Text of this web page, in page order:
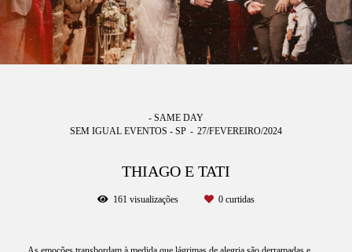
- SAME DAY
SEM IGUAL EVENTOS - SP
27/FEVEREIRO/2024
THIAGO E TATI
161 visualizações 0 curtidas